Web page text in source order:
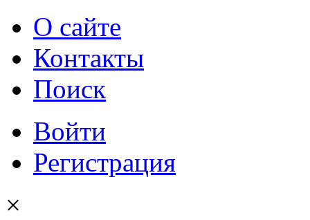
О сайте
Контакты
Поиск
Войти
Регистрация
×